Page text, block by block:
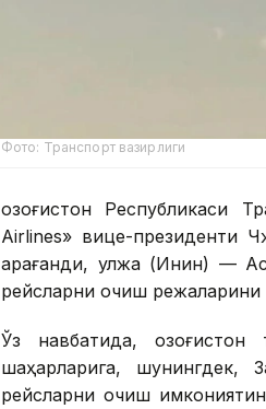
Фото: Транспорт вазирлиги
Қозоғистон Республикаси
Airlines» вице-президенти
Қарағанди, Қулжа (Инин) —
рейсларни очиш режаларини
Ўз навбатида,
шаҳарларига, шунингдек,
рейсларни очиш